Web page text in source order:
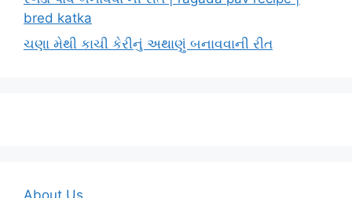
bred katka
ચણા મેથી કાચી કેરીનું અથાણું બનાવવાની રીત